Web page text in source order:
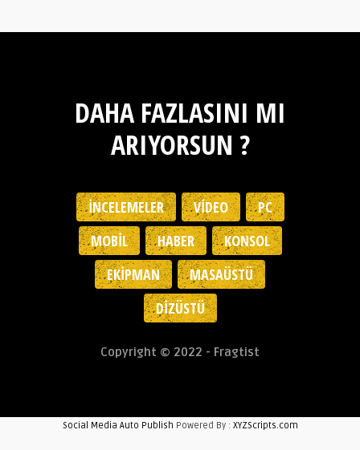
DAHA FAZLASINI MI
ARIYORSUN ?
İNCELEMELER VIDEO
PC
MOBIL
HABER
KONSOL
EKIPMAN
MASAÜSTÜ
DIZÜSTÜ
Copyright © 2022 - Fragtist
Social Media Auto Publish Powered By : XYZScripts.com